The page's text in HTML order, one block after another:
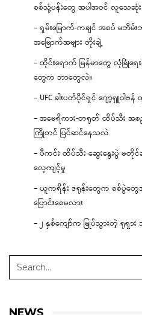
စစ်သုံ့ပန်းတွေ အပါအဝင် လူသေဆုံး
– ရှမ်းမြောက်-ကချင် အစပ် မဘိ
အမြောက်အများ တိုးချဲ့
– ထိုင်းရောက် မြန်မာတွေ လုံခ
တွေက ဘာတွေလဲ။
– UFC ခါးပတ်ပိုင်ရှင် ဂျော့ရှူဝါ
– အမေရိကား-တရုတ် ထိပ်သီး အစ
ကြိုတင် ပြင်ဆင်နေသလဲ
– ပီကင်း ထိပ်သီး ဆွေးနွေးပွဲ မတို
လေ့ကျင့်မှု
– ယူကရိန်း ဒရုန်းတွေက စစ်ပွဲ
ပြောင်းစေမလား
– ၂ နှစ်ကျော်က မြုပ်သွားတဲ့ ရုရှာ